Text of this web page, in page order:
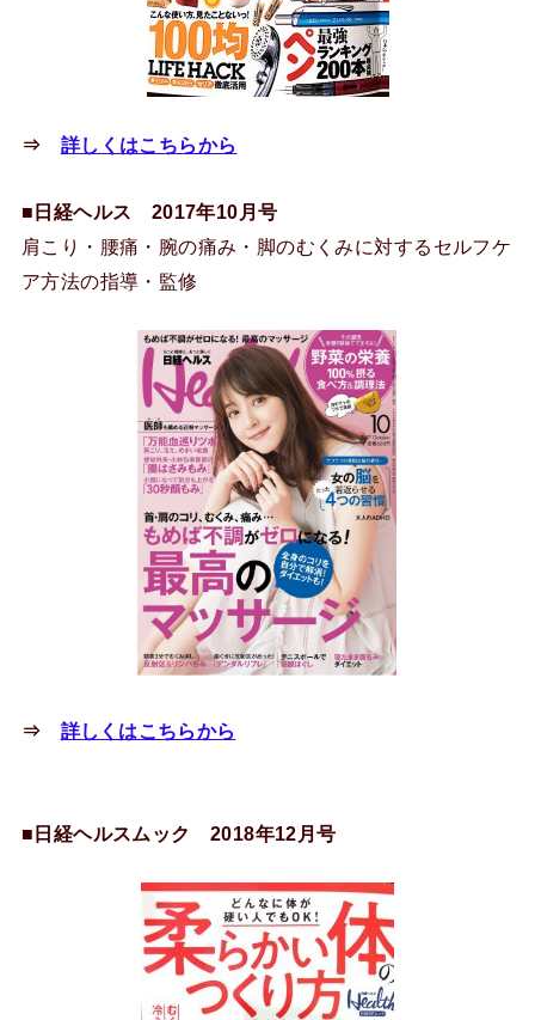
⇒ 詳しくはこちらから
■ 日経ヘルス 2017年10月号
肩こり・腰痛・腕の痛み・脚のむくみに対するセルフケ
ア方法の指導・監修
⇒ 詳しくはこちらから
■日経ヘルスムック 2018年12月号